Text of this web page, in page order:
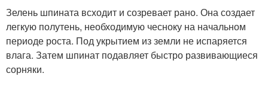
Зелень шпината всходит и созревает рано. Она создает
легкую полутень, необходимую чесноку на начальном
периоде роста. Под укрытием из земли не испаряется
влага. Затем шпинат подавляет быстро развивающиеся
сорняки.